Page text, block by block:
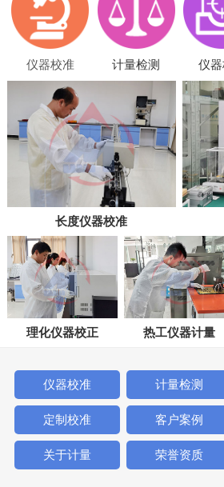
仪器校准 计量检测 仪
长度仪器校准
理化仪器校正 热工仪器计量
仪器校准 计量检测
定制校准 客户案例
关于计量 荣誉资质